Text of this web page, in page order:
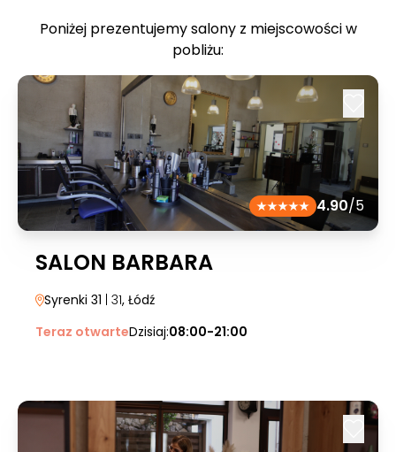
Poniżej prezentujemy salony z miejscowości w
pobliżu:
4.90/5
SALON BARBARA
Syrenki 31 | 31, Łódź
Teraz otwarteDzisiaj:08:00-21:00